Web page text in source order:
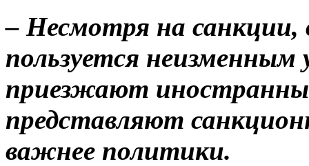
– Несмотря на санкции,
пользуется
приезжают
представляют
важнее политики.